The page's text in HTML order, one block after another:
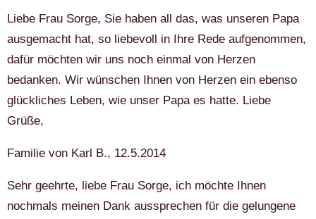
Liebe Frau Sorge, Sie haben all das, was unseren Papa
ausgemacht hat, so liebevoll in Ihre Rede aufgenommen,
dafür möchten wir uns noch einmal von Herzen
bedanken. Wir wünschen Ihnen von Herzen ein ebenso
glückliches Leben, wie unser Papa es hatte. Liebe
Grüße,
Familie von Karl B., 12.5.2014
Sehr geehrte, liebe Frau Sorge, ich möchte Ihnen
nochmals meinen Dank aussprechen für die gelungene